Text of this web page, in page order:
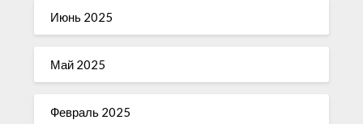
Июнь 2025
Май 2025
Февраль 2025